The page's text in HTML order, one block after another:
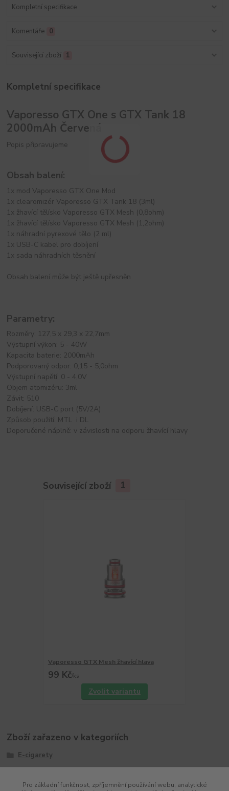
Kompletní specifikace
Komentáře 0
Související zboží 1
Kompletní specifikace
Vaporesso GTX One s GTX Tank 18
2000mAh Červená
Popis připravujeme
Obsah balení:
1x mod Vaporesso GTX One Mod
1x clearomizér Vaporesso GTX Tank 18 (3ml)
1x žhavící tělísko Vaporesso GTX Mesh (0,8ohm)
1x žhavící tělísko Vaporesso GTX Mesh (1,2ohm)
1x náhradní pyrexové tělo (2 ml)
1x USB-C kabel pro dobíjení
1x sada náhradních těsnění
Obsah balení může být ještě upřesněn
Parametry:
Rozměry: 127,5 x 29,3 x 22,7mm
Výstupní výkon: 5 - 40W
Kapacita baterie: 2000mAh
Podporovaný odpor: 0,15 - 5,0ohm
Výstupní napětí: 0 - 4,0V
Objem atomizéru: 3ml
Závit: 510
Dobíjení: USB-C port (5V/2A)
Způsob použití: MTL i DL
Doporučené náplně: v závislosti na odporu žhavící hlavy
Související zboží 1
Vaporesso GTX Mesh žhavící hlava
99 Kč/ks
Zvolit variantu
Zboží zařazeno v kategoriích
E-cigarety
Značky
Pro základní funkčnost, zpříjemnění používání webu, analytické